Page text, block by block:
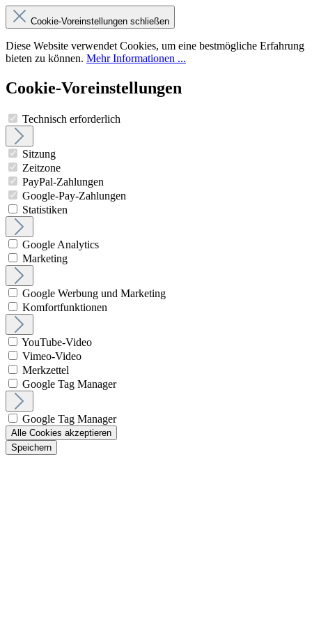
Cookie-Voreinstellungen schließen
Diese Website verwendet Cookies, um eine bestmögliche Erfahrung
bieten zu können. Mehr Informationen ...
Cookie-Voreinstellungen
Technisch erforderlich
Sitzung
Zeitzone
PayPal-Zahlungen
Google-Pay-Zahlungen
Statistiken
Google Analytics
Marketing
Google Werbung und Marketing
Komfortfunktionen
YouTube-Video
Vimeo-Video
Merkzettel
Google Tag Manager
Google Tag Manager
Alle Cookies akzeptieren
Speichern